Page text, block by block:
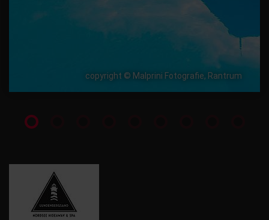
copyright © Malprini Fotografie, Rantrum